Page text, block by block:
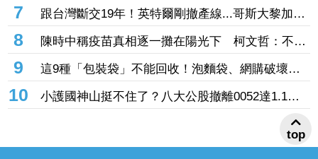
7
跟台灣斷交19年！英特爾剛撤產線...哥斯大黎加連
2年來台參展搶半導體商機
8
陳時中稱疫苗真相逐一攤在陽光下 柯文哲：不要
臉、完全沒天良沒良心
9
這9種「包裝袋」不能回收！泡麵袋、網購破壞袋
都上榜 丟錯最高罰6000元
10
小護國神山挺不住了？八大公股撤離0052達1.1
億 3檔正2遭棄「主動式天公號」也中槍
top